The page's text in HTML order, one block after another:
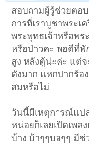
สอบถามผู้รู้ช่วยตอ
การที่เราบูชาพระเ
พระพุทธเจ้าหรือพร
หรือป่าวคะ พอดีที่พั
สูง หลังตู้น่ะค่ะ แต่จ
ดังมาก แหกปากร้อ
สมหรือไม่
วันนี้มีเหตุการณ์แป
หน่อยก็เลยเปิดเพล
บ้าง บ้าๆๆบอๆๆ มี